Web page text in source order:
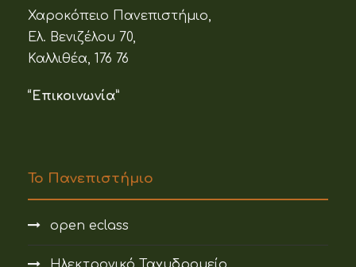
Χαροκόπειο Πανεπιστήμιο,
Ελ. Βενιζέλου 70,
Καλλιθέα, 176 76
“Επικοινωνία”
Το Πανεπιστήμιο
open eclass